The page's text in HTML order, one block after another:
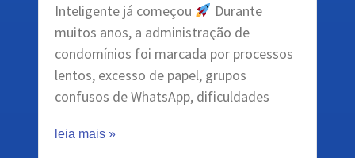
Inteligente já começou
Durante
muitos anos, a administração de
condomínios foi marcada por processos
lentos, excesso de papel, grupos
confusos de WhatsApp, dificuldades
leia mais »